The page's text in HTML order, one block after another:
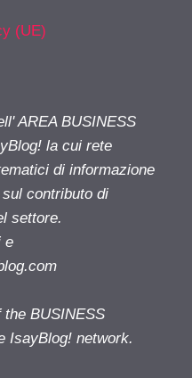
(UE)
AREA BUSINESS
la cui rete
di informazione
contributo di
settore.
e
BUSINESS
IsayBlog! network.